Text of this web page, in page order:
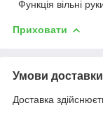
Функція вільні
Приховати
Умови доставки
Доставка